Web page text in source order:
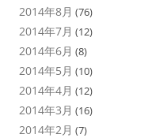
2014年8月 (76)
2014年7月 (12)
2014年6月 (8)
2014年5月 (10)
2014年4月 (12)
2014年3月 (16)
2014年2月 (7)